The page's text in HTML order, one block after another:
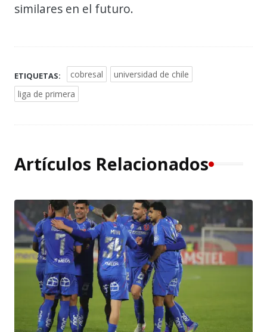
similares en el futuro.
ETIQUETAS: cobresal
universidad de chile
liga de primera
Artículos Relacionados